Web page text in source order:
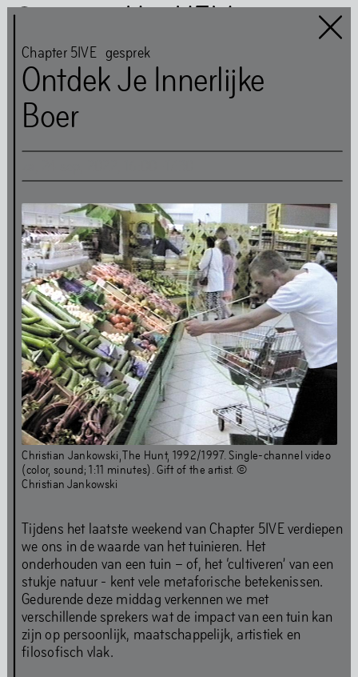
Het HEM
Het HEM is closed
Kunst
Muziek
Eten
Boeken
Gemeenschap
Route Tickets
Openingstijden
Toegankelijkheid
FAQ
Gezondheids- en veiligheidsrichtlijnen
Gedragscode
Nieuwsbrief
Volledige kalender
Kunst
Chapter 5IVE gesprek
Ontdek Je Innerlijke
Boer
Christian Jankowski, The Hunt, 1992/1997. Single-channel video
(color, sound; 1:11 minutes). Gift of the artist. ©
Christian Jankowski
Tijdens het laatste weekend van Chapter 5IVE verdiepen
we ons in de waarde van het tuinieren. Het
onderhouden van een tuin – of, het ‘cultiveren’ van een
stukje natuur - kent vele metaforische betekenissen.
Gedurende deze middag verkennen we met
verschillende sprekers wat de impact van een tuin kan
zijn op persoonlijk, maatschappelijk, artistiek en
filosofisch vlak.